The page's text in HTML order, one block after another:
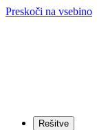
Preskoči na vsebino
Rešitve